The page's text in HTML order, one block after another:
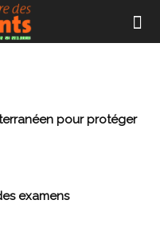
pour protéger
examens